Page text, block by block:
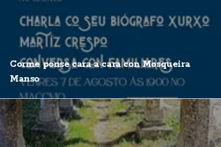
Corme ponse cara a cara con Mosqueira
Manso